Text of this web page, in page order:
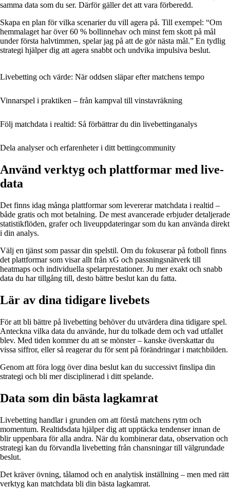
samma data som du ser. Därför gäller det att vara förberedd.
Skapa en plan för vilka scenarier du vill agera på. Till exempel: “Om
hemmalaget har över 60 % bollinnehav och minst fem skott på mål
under första halvtimmen, spelar jag på att de gör nästa mål.” En tydlig
strategi hjälper dig att agera snabbt och undvika impulsiva beslut.
Livebetting och värde: När oddsen släpar efter matchens tempo
Vinnarspel i praktiken – från kampval till vinstavräkning
Följ matchdata i realtid: Så förbättrar du din livebettinganalys
Dela analyser och erfarenheter i ditt bettingcommunity
Använd verktyg och plattformar med live-
data
Det finns idag många plattformar som levererar matchdata i realtid –
både gratis och mot betalning. De mest avancerade erbjuder detaljerade
statistikflöden, grafer och liveuppdateringar som du kan använda direkt
i din analys.
Välj en tjänst som passar din spelstil. Om du fokuserar på fotboll finns
det plattformar som visar allt från xG och passningsnätverk till
heatmaps och individuella spelarprestationer. Ju mer exakt och snabb
data du har tillgång till, desto bättre beslut kan du fatta.
Lär av dina tidigare livebets
För att bli bättre på livebetting behöver du utvärdera dina tidigare spel.
Anteckna vilka data du använde, hur du tolkade dem och vad utfallet
blev. Med tiden kommer du att se mönster – kanske överskattar du
vissa siffror, eller så reagerar du för sent på förändringar i matchbilden.
Genom att föra logg över dina beslut kan du successivt finslipa din
strategi och bli mer disciplinerad i ditt spelande.
Data som din bästa lagkamrat
Livebetting handlar i grunden om att förstå matchens rytm och
momentum. Realtidsdata hjälper dig att upptäcka tendenser innan de
blir uppenbara för alla andra. När du kombinerar data, observation och
strategi kan du förvandla livebetting från chansningar till välgrundade
beslut.
Det kräver övning, tålamod och en analytisk inställning – men med rätt
verktyg kan matchdata bli din bästa lagkamrat.